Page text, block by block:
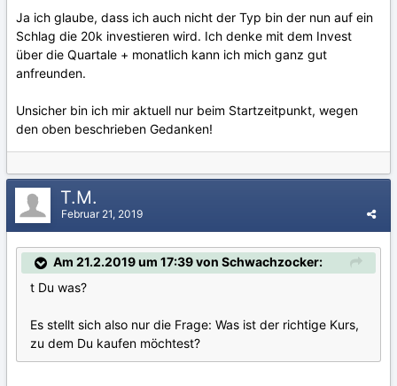
Ja ich glaube, dass ich auch nicht der Typ bin der nun auf ein
Schlag die 20k investieren wird. Ich denke mit dem Invest
über die Quartale + monatlich kann ich mich ganz gut
anfreunden.
Unsicher bin ich mir aktuell nur beim Startzeitpunkt, wegen
den oben beschrieben Gedanken!
T.M.
Februar 21, 2019
Am 21.2.2019 um 17:39 von Schwachzocker:
t Du was?
Es stellt sich also nur die Frage: Was ist der richtige Kurs,
zu dem Du kaufen möchtest?